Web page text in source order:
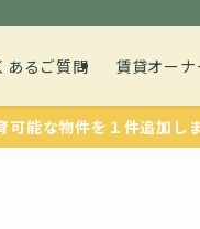
あるご質問 賃貸オーナ
件を１件追加しました